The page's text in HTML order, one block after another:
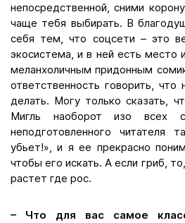
непосредственной, сними
чаще тебя выбирать. В
себя тем, что соцсети – это
экосистема, и в ней есть место
меланхоличным придонным
ответственность говорить,
делать. Могу только сказать,
Мигль наоборот изо всех
неподготовленного читателя
убьет!», и я ее прекрасно
чтобы его искать. А если гриб,
растет где рос.
– Что для вас самое